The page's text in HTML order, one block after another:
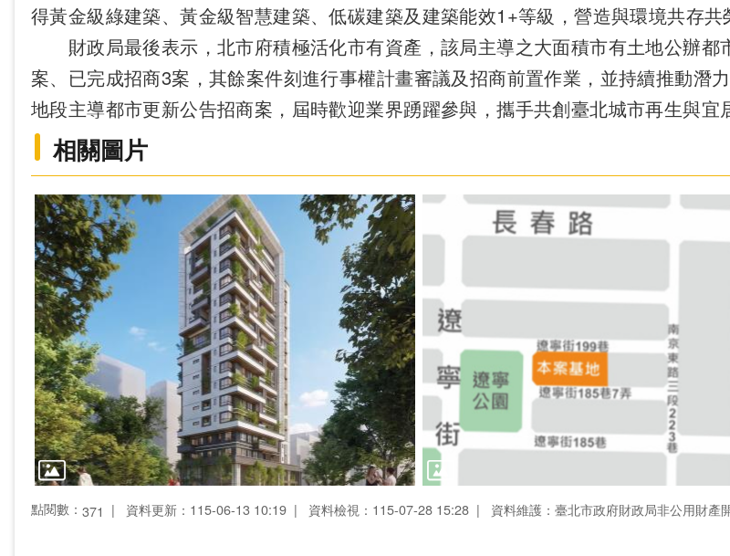
得黃金級綠建築、黃金級智慧建築、低碳建築及建築能效1+等級，營造與環境共存共
財政局最後表示，北市府積極活化市有資產，該局主導之大面積市有土地公辦都
案、已完成招商3案，其餘案件刻進行事權計畫審議及招商前置作業，並持續推動潛
地段主導都市更新公告招商案，屆時歡迎業界踴躍參與，攜手共創臺北城市再生與宜
相關圖片
點閱數： 371 資料更新：115-06-13 10:19 資料檢視：115-07-28 15:28 資料維護：臺北市政府財政局非公用財產